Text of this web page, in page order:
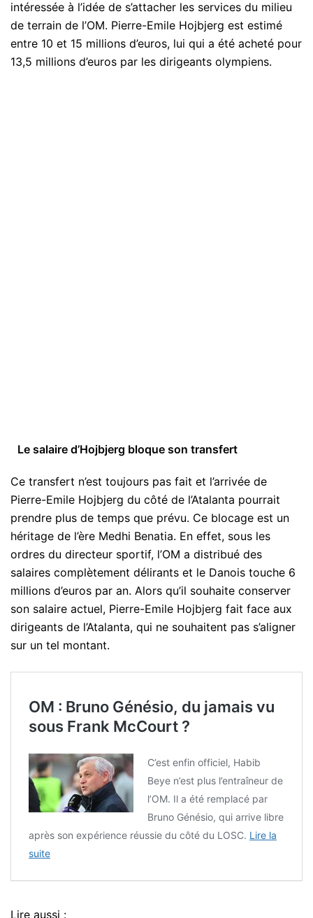
intéressée à l’idée de s’attacher les services du milieu
de terrain de l’OM. Pierre-Emile Hojbjerg est estimé
entre 10 et 15 millions d’euros, lui qui a été acheté pour
13,5 millions d’euros par les dirigeants olympiens.
Le salaire d’Hojbjerg bloque son transfert
Ce transfert n’est toujours pas fait et l’arrivée de
Pierre-Emile Hojbjerg du côté de l’Atalanta pourrait
prendre plus de temps que prévu. Ce blocage est un
héritage de l’ère Medhi Benatia. En effet, sous les
ordres du directeur sportif, l’OM a distribué des
salaires complètement délirants et le Danois touche 6
millions d’euros par an. Alors qu’il souhaite conserver
son salaire actuel, Pierre-Emile Hojbjerg fait face aux
dirigeants de l’Atalanta, qui ne souhaitent pas s’aligner
sur un tel montant.
OM : Bruno Génésio, du jamais vu
sous Frank McCourt ?
C’est enfin officiel, Habib
Beye n’est plus l’entraîneur de
l’OM. Il a été remplacé par
Bruno Génésio, qui arrive libre
après son expérience réussie du côté du LOSC. Lire la
suite
Lire aussi :